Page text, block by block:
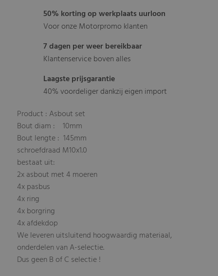
50% korting op werkplaats uurloon
Voor onze Motorpromo klanten
7 dagen per weer bereikbaar
Klantenservice boven alles
Laagste prijsgarantie
40% voordeliger dankzij eigen import
Product : Asbout set
Bout diam : 10mm
Bout lengte : 145mm
schroefdraad M10x1.0
bestaat uit:
2x asbout met 4 moeren
4x pasbus
4x ring
4x borgring
4x afdekdop
We leveren uitsluitend hoogwaardig materiaal,
onderdelen van A-selectie.
Dus geen B of C selectie !